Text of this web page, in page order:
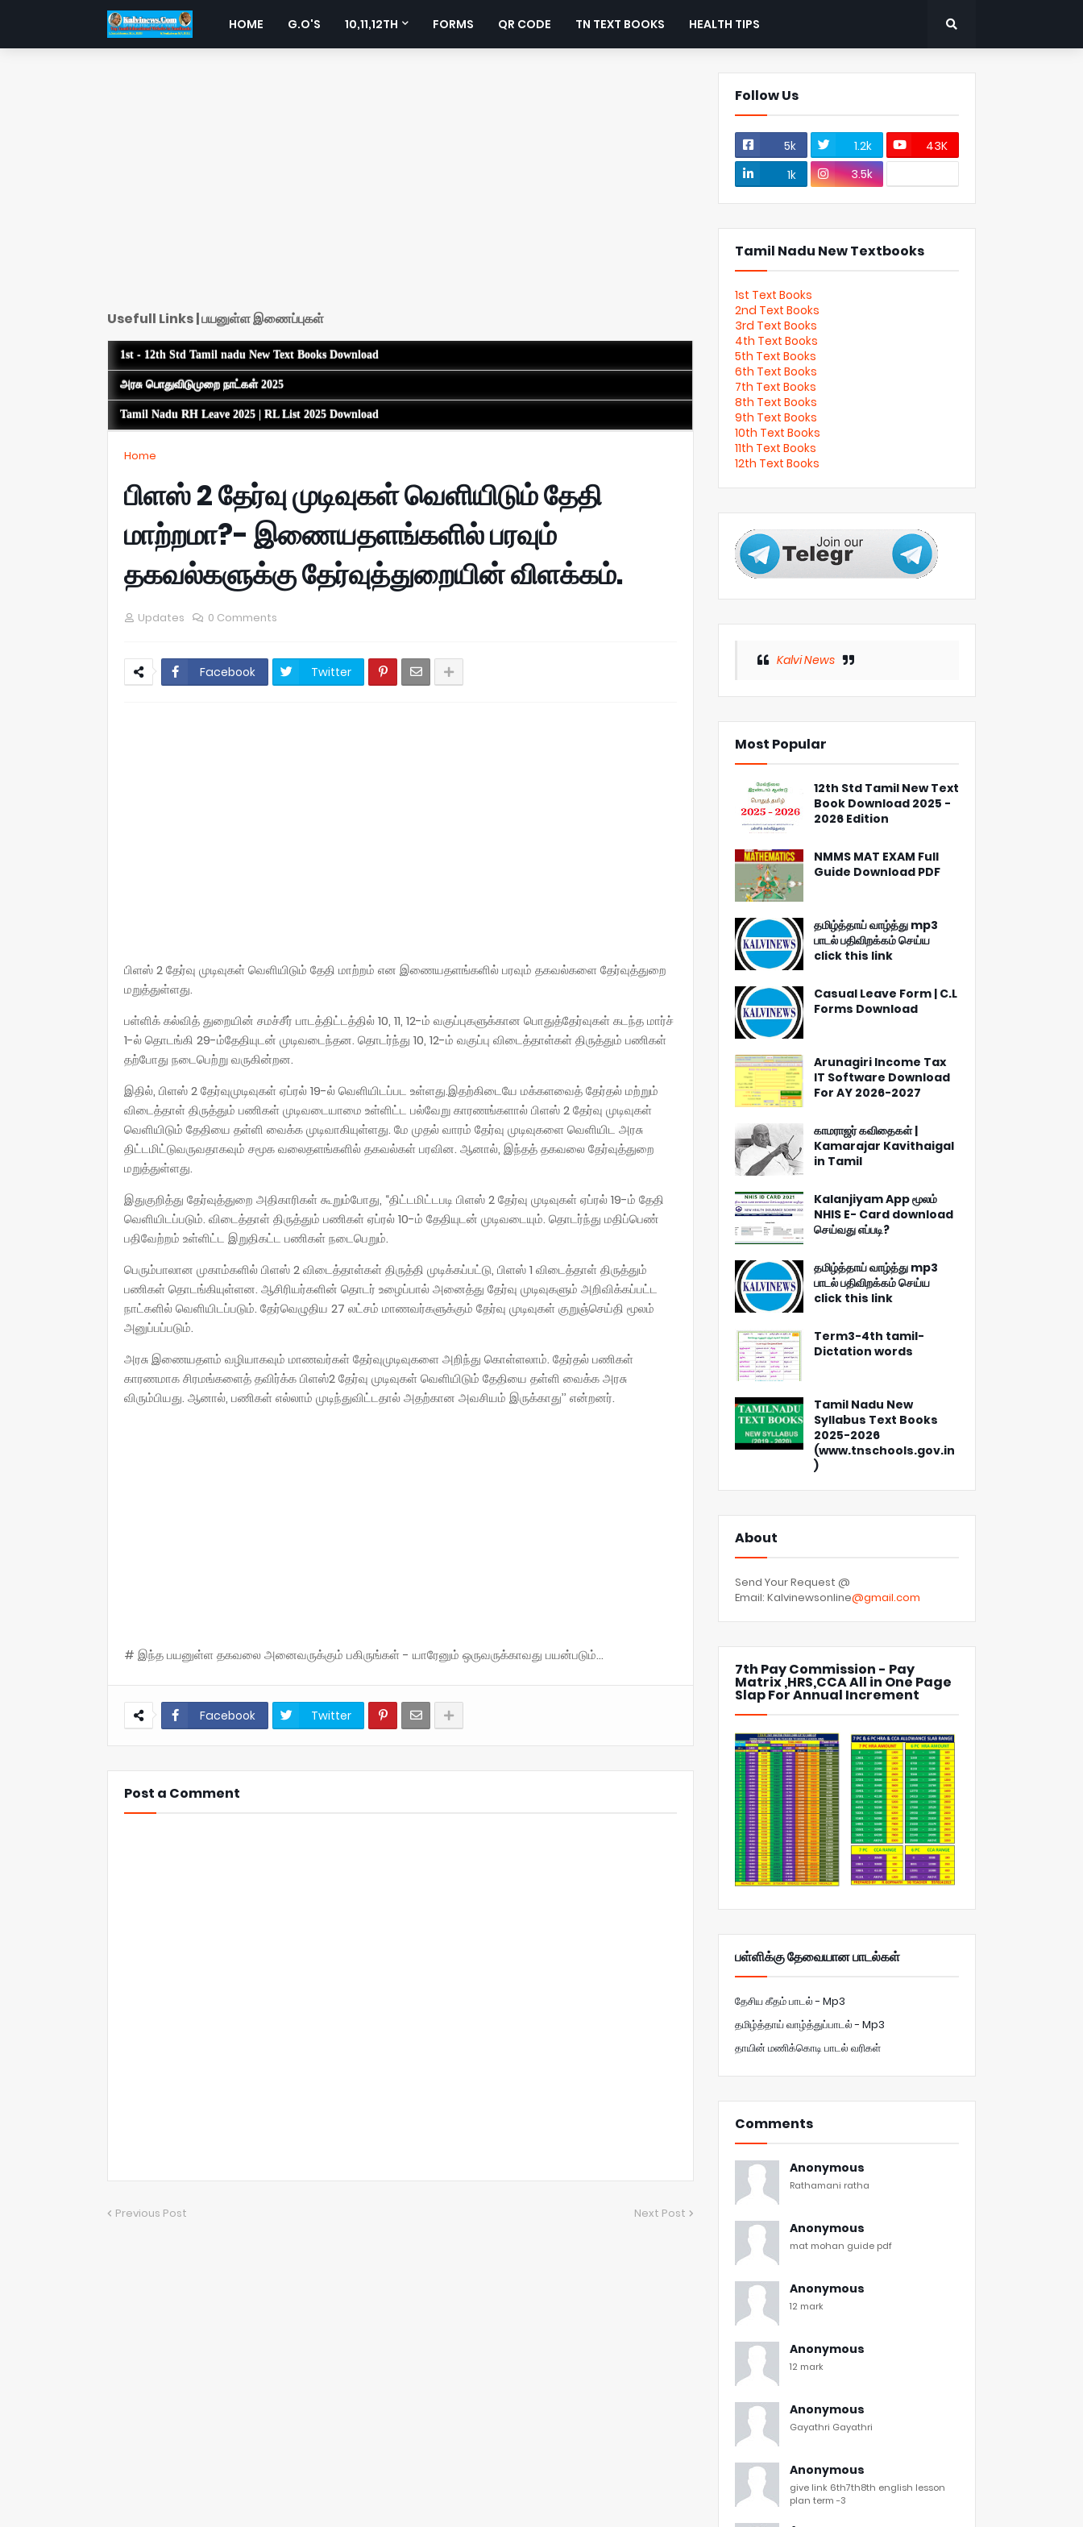
HOME G.O'S 10,11,12TH FORMS QR CODE TN TEXT BOOKS HEALTH TIPS
Usefull Links | பயனுள்ள இணைப்புகள்
1st - 12th Std Tamil nadu New Text Books Download
அரசு பொதுவிடுமுறை நாட்கள் 2025
Tamil Nadu RH Leave 2025 | RL List 2025 Download
Home
பிளஸ் 2 தேர்வு முடிவுகள் வெளியிடும் தேதி
மாற்றமா?- இணையதளங்களில் பரவும்
தகவல்களுக்கு தேர்வுத்துறையின் விளக்கம்.
Updates 0 Comments
Facebook Twitter
பிளஸ் 2 தேர்வு முடிவுகள் வெளியிடும் தேதி மாற்றம் என இணையதளங்களில் பரவும் தகவல்களை தேர்வுத்துறை
மறுத்துள்ளது.
பள்ளிக் கல்வித் துறையின் சமச்சீர் பாடத்திட்டத்தில் 10, 11, 12-ம் வகுப்புகளுக்கான பொதுத்தேர்வுகள் கடந்த மார்ச்
1-ல் தொடங்கி 29-ம்தேதியுடன் முடிவடைந்தன. தொடர்ந்து 10, 12-ம் வகுப்பு விடைத்தாள்கள் திருத்தும் பணிகள்
தற்போது நடைபெற்று வருகின்றன.
இதில், பிளஸ் 2 தேர்வுமுடிவுகள் ஏப்ரல் 19-ல் வெளியிடப்பட உள்ளது.இதற்கிடையே மக்களவைத் தேர்தல் மற்றும்
விடைத்தாள் திருத்தும் பணிகள் முடிவடையாமை உள்ளிட்ட பல்வேறு காரணங்களால் பிளஸ் 2 தேர்வு முடிவுகள்
வெளியிடும் தேதியை தள்ளி வைக்க முடிவாகியுள்ளது. மே முதல் வாரம் தேர்வு முடிவுகளை வெளியிட அரசு
திட்டமிட்டுவருவதாகவும் சமூக வலைதளங்களில் தகவல்கள் பரவின. ஆனால், இந்தத் தகவலை தேர்வுத்துறை
மறுத்துள்ளது.
இதுகுறித்து தேர்வுத்துறை அதிகாரிகள் கூறும்போது, “திட்டமிட்டபடி பிளஸ் 2 தேர்வு முடிவுகள் ஏப்ரல் 19-ம் தேதி
வெளியிடப்படும். விடைத்தாள் திருத்தும் பணிகள் ஏப்ரல் 10-ம் தேதியுடன் முடிவடையும். தொடர்ந்து மதிப்பெண்
பதிவேற்றம் உள்ளிட்ட இறுதிகட்ட பணிகள் நடைபெறும்.
பெரும்பாலான முகாம்களில் பிளஸ் 2 விடைத்தாள்கள் திருத்தி முடிக்கப்பட்டு, பிளஸ் 1 விடைத்தாள் திருத்தும்
பணிகள் தொடங்கியுள்ளன. ஆசிரியர்களின் தொடர் உழைப்பால் அனைத்து தேர்வு முடிவுகளும் அறிவிக்கப்பட்ட
நாட்களில் வெளியிடப்படும். தேர்வெழுதிய 27 லட்சம் மாணவர்களுக்கும் தேர்வு முடிவுகள் குறுஞ்செய்தி மூலம்
அனுப்பப்படும்.
அரசு இணையதளம் வழியாகவும் மாணவர்கள் தேர்வுமுடிவுகளை அறிந்து கொள்ளலாம். தேர்தல் பணிகள்
காரணமாக சிரமங்களைத் தவிர்க்க பிளஸ்2 தேர்வு முடிவுகள் வெளியிடும் தேதியை தள்ளி வைக்க அரசு
விரும்பியது. ஆனால், பணிகள் எல்லாம் முடிந்துவிட்டதால் அதற்கான அவசியம் இருக்காது’’ என்றனர்.
# இந்த பயனுள்ள தகவலை அனைவருக்கும் பகிருங்கள் - யாரேனும் ஒருவருக்காவது பயன்படும்...
Facebook Twitter
Post a Comment
Previous Post Next Post
Follow Us
5k 1.2k
43K
1k
3.5k
Tamil Nadu New Textbooks
1st Text Books
2nd Text Books
3rd Text Books
4th Text Books
5th Text Books
6th Text Books
7th Text Books
8th Text Books
9th Text Books
10th Text Books
11th Text Books
12th Text Books
Kalvi News
Most Popular
12th Std Tamil New Text
Book Download 2025 -
2026 Edition
NMMS MAT EXAM Full
Guide Download PDF
தமிழ்த்தாய் வாழ்த்து mp3
பாடல் பதிவிறக்கம் செய்ய
click this link
Casual Leave Form | C.L
Forms Download
Arunagiri Income Tax
IT Software Download
For AY 2026-2027
காமராஜர் கவிதைகள் |
Kamarajar Kavithaigal
in Tamil
Kalanjiyam App மூலம்
NHIS E- Card download
செய்வது எப்படி?
தமிழ்த்தாய் வாழ்த்து mp3
பாடல் பதிவிறக்கம் செய்ய
click this link
Term3-4th tamil-
Dictation words
Tamil Nadu New
Syllabus Text Books
2025-2026
(www.tnschools.gov.in
)
About
Send Your Request @
Email: Kalvinewsonline@gmail.com
7th Pay Commission - Pay
Matrix ,HRS,CCA All in One Page
Slap For Annual Increment
பள்ளிக்கு தேவையான பாடல்கள்
தேசிய கீதம் பாடல் - Mp3
தமிழ்த்தாய் வாழ்த்துப்பாடல் - Mp3
தாயின் மணிக்கொடி பாடல் வரிகள்
Comments
Anonymous
Rathamani ratha
Anonymous
mat mohan guide pdf
Anonymous
12 mark
Anonymous
12 mark
Anonymous
Gayathri Gayathri
Anonymous
give link 6th7th8th english lesson
plan term -3